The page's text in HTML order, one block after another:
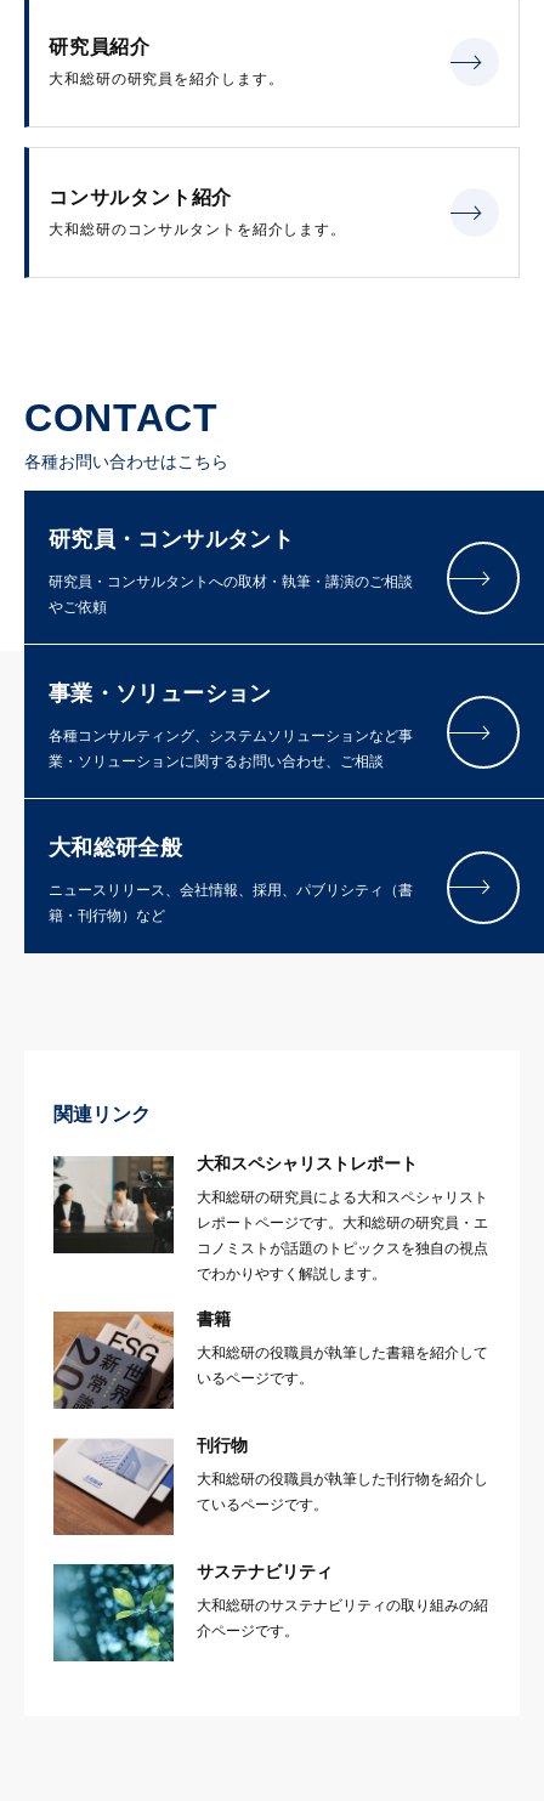
研究員紹介
大和総研の研究員を紹介します。
コンサルタント紹介
大和総研のコンサルタントを紹介します。
CONTACT
各種お問い合わせはこちら
研究員・コンサルタント
研究員・コンサルタントへの取材・執筆・講演のご相談
やご依頼
事業・ソリューション
各種コンサルティング、システムソリューションなど事
業・ソリューションに関するお問い合わせ、ご相談
大和総研全般
ニュースリリース、会社情報、採用、パブリシティ（書
籍・刊行物）など
関連リンク
大和スペシャリストレポート
大和総研の研究員による大和スペシャリスト
レポートページです。大和総研の研究員・エ
コノミストが話題のトピックスを独自の視点
でわかりやすく解説します。
書籍
大和総研の役職員が執筆した書籍を紹介して
いるページです。
刊行物
大和総研の役職員が執筆した刊行物を紹介し
ているページです。
サステナビリティ
大和総研のサステナビリティの取り組みの紹
介ページです。